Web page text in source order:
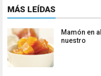
MÁS LEÍDAS
Mamón en
nuestro